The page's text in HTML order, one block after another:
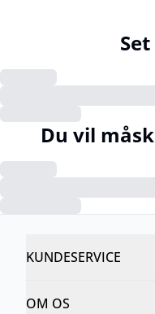
Du vil
KUNDESERVICE
OM OS